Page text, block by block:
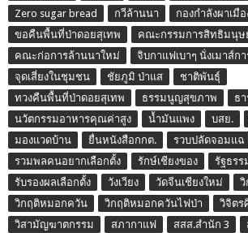
Zero sugar bread
กวีล้านนา กองกำลังผาเมือ
ขอคืนพื้นที่ป่าดอยสุเทพ
คณะกรรมการสิทธิมนุ
คณะก่อการล้านนาใหม่
จิบกาแฟเบาๆ นั่งเมาส์กา
จุดเสี่ยงในชุมชน
ชัยภูมิ ป่าแส
ชาติพันธุ์
ทวงคืนพื้นที่ป่าดอยสุเทพ
ธรรมนูญสุขภาพ
ธ
นวัตกรรมอาหารคุณค่าสูง
น้ำมันแพง บสย.
มองแวดบ้าน
ยื่นหนังสือกกต.
รวบปลัดจอมแฉ
รวมพลคนอยากเลือกตั้ง
รักษ์เชียงของ
รัฐธร
รับรองผลเลือกตั้ง
วังเวียง วัดจีนเชียงใหม่
วิกฤติหมอกควัน
วิกฤติหมอกควันไฟป่า
วิจิตร
วิสามัญฆาตกรรม
สภากาแฟ สสส.สำนัก 3